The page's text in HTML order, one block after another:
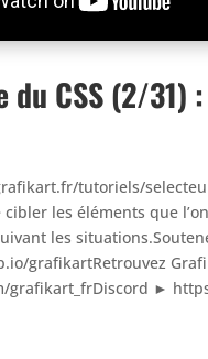
du CSS (2/31)
tutoriels/
les éléments que
les
grafikartRetrouvez
grafikart_frDiscord ►